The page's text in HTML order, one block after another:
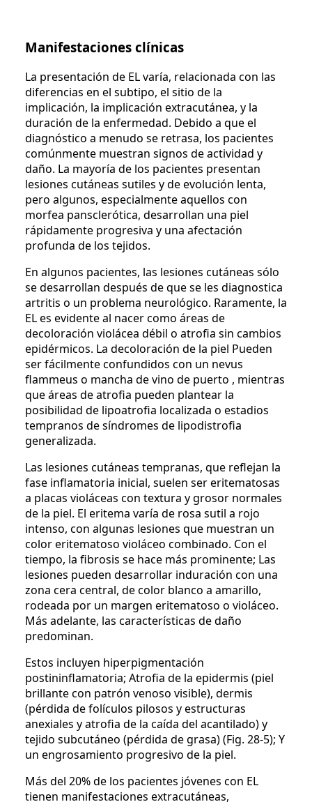
Manifestaciones clínicas
La presentación de EL varía, relacionada con las
diferencias en el subtipo, el sitio de la
implicación, la implicación extracutánea, y la
duración de la enfermedad. Debido a que el
diagnóstico a menudo se retrasa, los pacientes
comúnmente muestran signos de actividad y
daño. La mayoría de los pacientes presentan
lesiones cutáneas sutiles y de evolución lenta,
pero algunos, especialmente aquellos con
morfea pansclerótica, desarrollan una piel
rápidamente progresiva y una afectación
profunda de los tejidos.
En algunos pacientes, las lesiones cutáneas sólo
se desarrollan después de que se les diagnostica
artritis o un problema neurológico. Raramente, la
EL es evidente al nacer como áreas de
decoloración violácea débil o atrofia sin cambios
epidérmicos. La decoloración de la piel Pueden
ser fácilmente confundidos con un nevus
flammeus o mancha de vino de puerto , mientras
que áreas de atrofia pueden plantear la
posibilidad de lipoatrofia localizada o estadios
tempranos de síndromes de lipodistrofia
generalizada.
Las lesiones cutáneas tempranas, que reflejan la
fase inflamatoria inicial, suelen ser eritematosas
a placas violáceas con textura y grosor normales
de la piel. El eritema varía de rosa sutil a rojo
intenso, con algunas lesiones que muestran un
color eritematoso violáceo combinado. Con el
tiempo, la fibrosis se hace más prominente; Las
lesiones pueden desarrollar induración con una
zona cera central, de color blanco a amarillo,
rodeada por un margen eritematoso o violáceo.
Más adelante, las características de daño
predominan.
Estos incluyen hiperpigmentación
postininflamatoria; Atrofia de la epidermis (piel
brillante con patrón venoso visible), dermis
(pérdida de folículos pilosos y estructuras
anexiales y atrofia de la caída del acantilado) y
tejido subcutáneo (pérdida de grasa) (Fig. 28-5); Y
un engrosamiento progresivo de la piel.
Más del 20% de los pacientes jóvenes con EL
tienen manifestaciones extracutáneas,